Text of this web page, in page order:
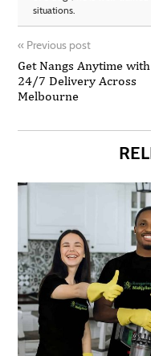
situations.
« Previous post
Get Nangs Anytime with
24/7 Delivery Across
Melbourne